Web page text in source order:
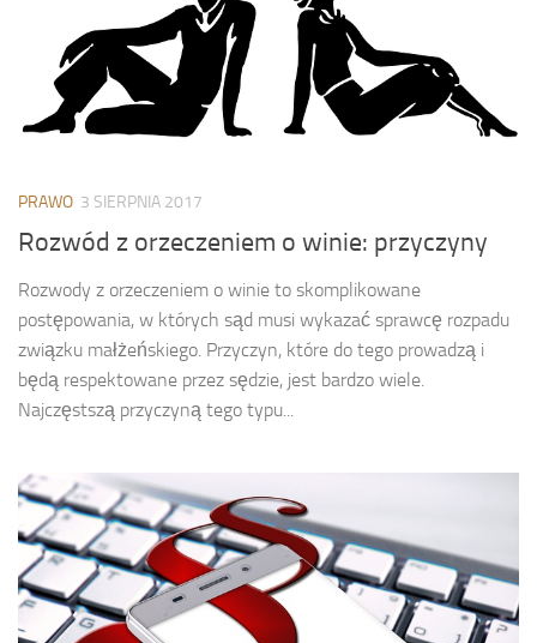
PRAWO 3 SIERPNIA 2017
Rozwód z orzeczeniem o winie: przyczyny
Rozwody z orzeczeniem o winie to skomplikowane
postępowania, w których sąd musi wykazać sprawcę rozpadu
związku małżeńskiego. Przyczyn, które do tego prowadzą i
będą respektowane przez sędzie, jest bardzo wiele.
Najczęstszą przyczyną tego typu...